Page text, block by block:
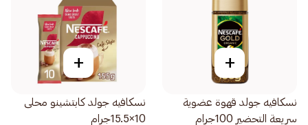
+
نسكافيه جولد قهوة عضوية
سريعة التحضير 100جرام
+
نسكافيه جولد كابتشينو محلى
10×15.5جرام